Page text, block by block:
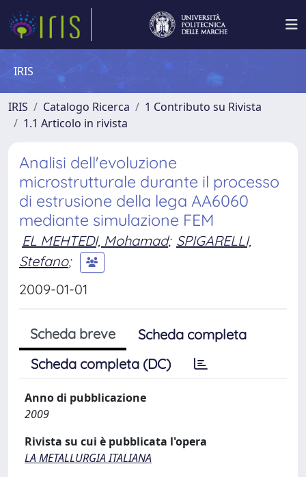
IRIS
IRIS Catalogo Ricerca
1 Contributo su Rivista
1.1 Articolo in rivista
Analisi dell'evoluzione
microstrutturale durante il processo
di estrusione della lega AA6060
mediante simulazione FEM
EL MEHTEDI, Mohamad; SPIGARELLI,
Stefano;
2009-01-01
Scheda breve
Scheda completa
Scheda completa (DC)
Anno di pubblicazione
2009
Rivista su cui è pubblicata l'opera
LA METALLURGIA ITALIANA